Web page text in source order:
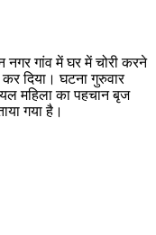
नगर गांव में घर में चोरी करने
दिया। घटना गुरुवार
महिला का पहचान बृज
गया है।